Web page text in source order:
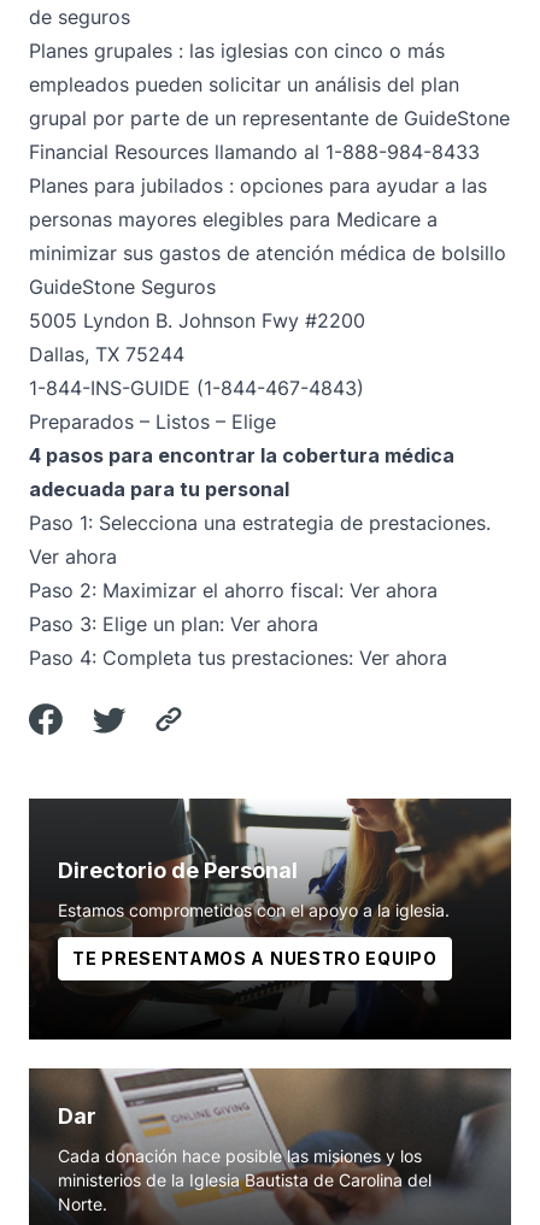
de seguros
Planes grupales : las iglesias con cinco o más
empleados pueden solicitar un análisis del plan
grupal por parte de un representante de GuideStone
Financial Resources llamando al 1-888-984-8433
Planes para jubilados : opciones para ayudar a las
personas mayores elegibles para Medicare a
minimizar sus gastos de atención médica de bolsillo
GuideStone Seguros
5005 Lyndon B. Johnson Fwy #2200
Dallas, TX 75244
1-844-INS-GUIDE (1-844-467-4843)
Preparados – Listos – Elige
4 pasos para encontrar la cobertura médica
adecuada para tu personal
Paso 1: Selecciona una estrategia de prestaciones.
Ver ahora
Paso 2: Maximizar el ahorro fiscal: Ver ahora
Paso 3: Elige un plan: Ver ahora
Paso 4: Completa tus prestaciones: Ver ahora
Directorio de Personal
Estamos comprometidos con el apoyo a la iglesia.
TE PRESENTAMOS A NUESTRO EQUIPO
Dar
Cada donación hace posible las misiones y los
ministerios de la Iglesia Bautista de Carolina del
Norte.